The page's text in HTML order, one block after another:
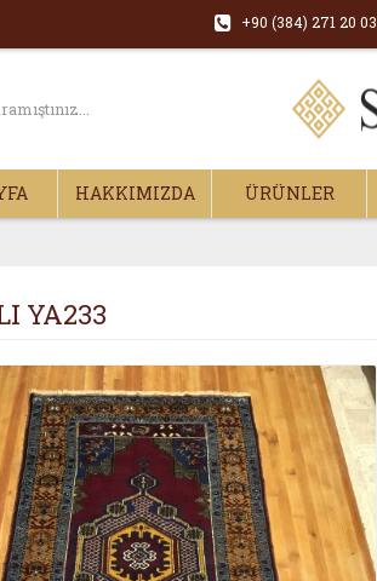
+90 (384) 271 20 03
HAKKIMIZDA ÜRÜNLER
YA233